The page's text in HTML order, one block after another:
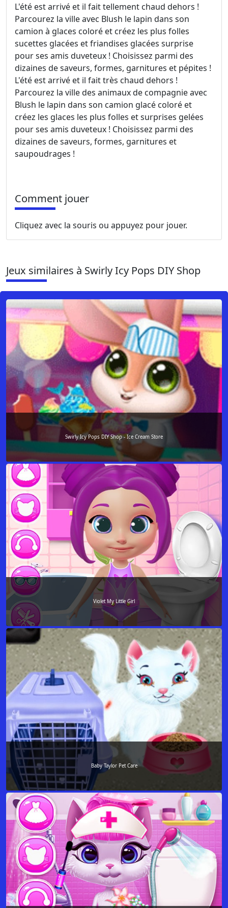
L'été est arrivé et il fait tellement chaud dehors !
Parcourez la ville avec Blush le lapin dans son
camion à glaces coloré et créez les plus folles
sucettes glacées et friandises glacées surprise
pour ses amis duveteux ! Choisissez parmi des
dizaines de saveurs, formes, garnitures et pépites !
L'été est arrivé et il fait très chaud dehors !
Parcourez la ville des animaux de compagnie avec
Blush le lapin dans son camion glacé coloré et
créez les glaces les plus folles et surprises gelées
pour ses amis duveteux ! Choisissez parmi des
dizaines de saveurs, formes, garnitures et
saupoudrages !
Comment jouer
Cliquez avec la souris ou appuyez pour jouer.
Jeux similaires à Swirly Icy Pops DIY Shop
Swirly Icy Pops DIY Shop - Ice Cream Store
Violet My Little Girl
Baby Taylor Pet Care